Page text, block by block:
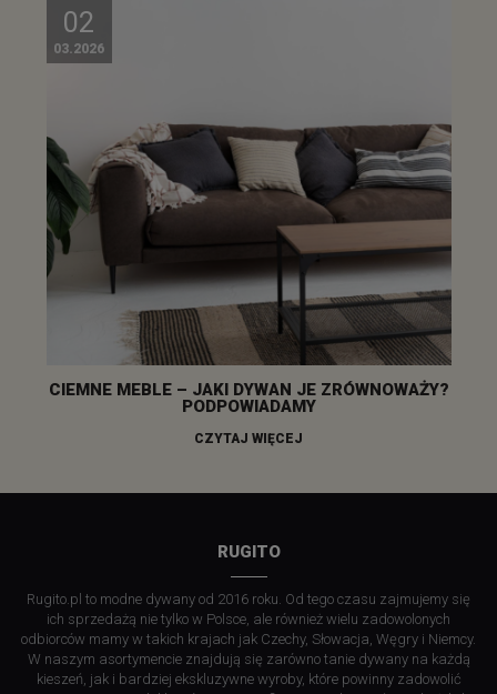
02
03.2026
CIEMNE MEBLE – JAKI DYWAN JE ZRÓWNOWAŻY?
PODPOWIADAMY
CZYTAJ WIĘCEJ
RUGITO
Rugito.pl to modne dywany od 2016 roku. Od tego czasu zajmujemy się
ich sprzedażą nie tylko w Polsce, ale również wielu zadowolonych
odbiorców mamy w takich krajach jak Czechy, Słowacja, Węgry i Niemcy.
W naszym asortymencie znajdują się zarówno tanie dywany na każdą
kieszeń, jak i bardziej ekskluzywne wyroby, które powinny zadowolić